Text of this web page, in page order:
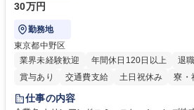
30万円
勤務地
東京都中野区
業界未経験歓迎
年間休日120日以上 退
賞与あり
交通費支給 土日祝休み 寮・
仕事の内容